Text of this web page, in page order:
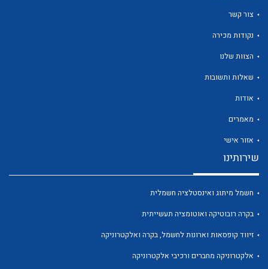
לכל מוצרי היצרן
צור קשר
נקודות מכירה
הצוות שלנו
שאלות ותשובות
אודות
מאמרים
אזור אישי
שירותינו
חשמל מיתוג ואינסטלציה חשמלית
בקרה רובוטיקה ואוטומציה תעשייתית
זיווד קופסאות וארונות לחשמל, בקרה ואלקטרוניקה
אלקטרוניקה מחברים ורכיבי אלקטרוניקה